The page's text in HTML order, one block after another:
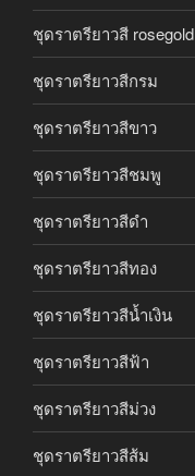
ชุดราตรียาวสี rosegold
ชุดราตรียาวสีกรม
ชุดราตรียาวสีขาว
ชุดราตรียาวสีชมพู
ชุดราตรียาวสีดำ
ชุดราตรียาวสีทอง
ชุดราตรียาวสีน้ำเงิน
ชุดราตรียาวสีฟ้า
ชุดราตรียาวสีม่วง
ชุดราตรียาวสีส้ม